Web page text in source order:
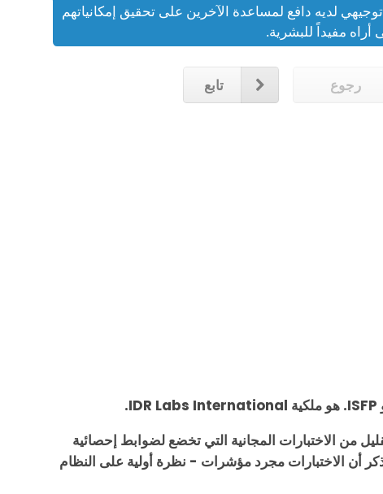
لديه دافع لمساعدة الآخرين على تحقيق إمكانياتهم
مفيداً للبشرية.
رجوع تابع
من الاختبارات المجانية التي تخضع لضوابط إحصائية
أن الاختبارات مجرد مؤشرات - نظرة أولية على النظام